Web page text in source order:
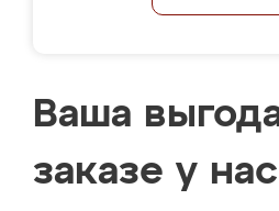
Ваша
заказе у нас